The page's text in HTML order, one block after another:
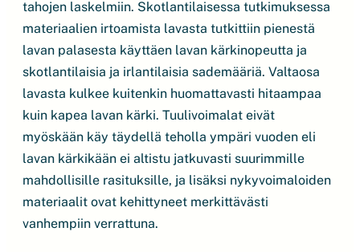
tahojen laskelmiin. Skotlantilaisessa tutkimuksessa
materiaalien irtoamista lavasta tutkittiin pienestä
lavan palasesta käyttäen lavan kärkinopeutta ja
skotlantilaisia ja irlantilaisia sademääriä. Valtaosa
lavasta kulkee kuitenkin huomattavasti hitaampaa
kuin kapea lavan kärki. Tuulivoimalat eivät
myöskään käy täydellä teholla ympäri vuoden eli
lavan kärkikään ei altistu jatkuvasti suurimmille
mahdollisille rasituksille, ja lisäksi nykyvoimaloiden
materiaalit ovat kehittyneet merkittävästi
vanhempiin verrattuna.